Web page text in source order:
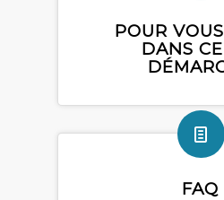
POUR
DANS
FAQ